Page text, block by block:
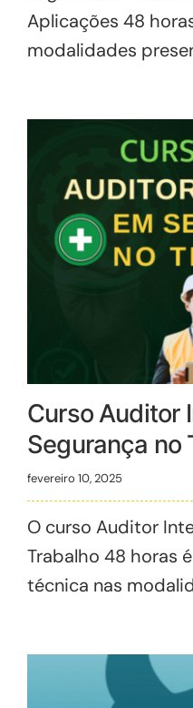
Aplicações 48
modalidades
Curso Auditor
Segurança no
fevereiro 10, 2025
O curso Auditor
Trabalho 48 horas
técnica nas